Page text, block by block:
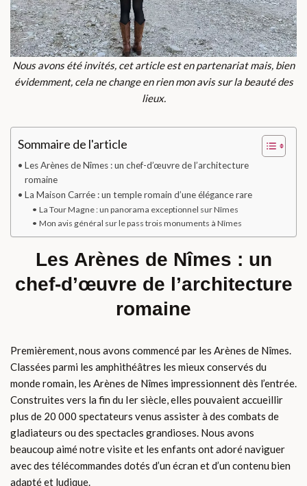
Nous avons été invités, cet article est en partenariat mais, bien
évidemment, cela ne change en rien mon avis sur la beauté des
lieux.
Sommaire de l'article
Les Arènes de Nîmes : un chef-d’œuvre de l’architecture
romaine
La Maison Carrée : un temple romain d’une élégance rare
La Tour Magne : un panorama exceptionnel sur Nîmes
Mon avis général sur le pass trois monuments à Nîmes
Les Arènes de Nîmes : un
chef-d’œuvre de l’architecture
romaine
Premièrement, nous avons commencé par les Arènes de Nîmes.
Classées parmi les amphithéâtres les mieux conservés du
monde romain, les Arènes de Nîmes impressionnent dès l’entrée.
Construites vers la fin du Ier siècle, elles pouvaient accueillir
plus de 20 000 spectateurs venus assister à des combats de
gladiateurs ou des spectacles grandioses. Nous avons
beaucoup aimé notre visite et les enfants ont adoré naviguer
avec des télécommandes dotés d’un écran et d’un contenu bien
adapté et ludique.